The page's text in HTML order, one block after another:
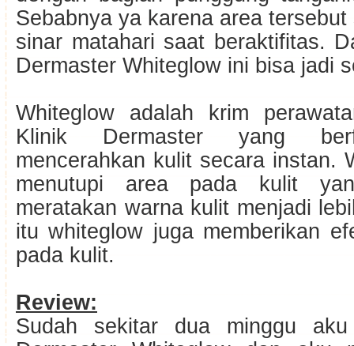
Sebabnya ya karena area
sinar matahari saat beraktifitas.
Dermaster Whiteglow ini bisa jadi
Whiteglow adalah krim
Klinik Dermaster yang
mencerahkan kulit secara instan.
menutupi area pada kulit
meratakan warna kulit menjadi
itu whiteglow juga memberikan
pada kulit.
Review:
Sudah sekitar dua minggu